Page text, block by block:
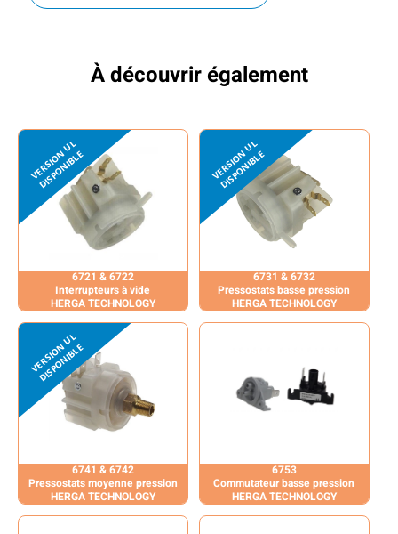
À découvrir également
6721 & 6722
Interrupteurs à vide
HERGA TECHNOLOGY
6731 & 6732
Pressostats basse pression
HERGA TECHNOLOGY
6741 & 6742
Pressostats moyenne pression
HERGA TECHNOLOGY
6753
Commutateur basse pression
HERGA TECHNOLOGY